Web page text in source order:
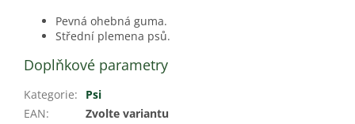
Pevná ohebná guma.
Střední plemena psů.
Doplňkové parametry
Kategorie:
Psi
EAN: Zvolte variantu